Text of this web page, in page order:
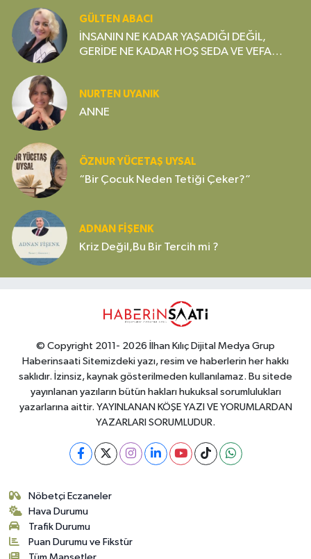
GÜLTEN ABACI
İNSANIN NE KADAR YAŞADIĞI DEĞİL,
GERİDE NE KADAR HOŞ SEDA VE VEFA
NURTEN UYANIK
ANNE
ÖZNUR YÜCETAŞ UYSAL
“Bir Çocuk Neden Tetiği Çeker?”
ADNAN FİŞENK
Kriz Değil,Bu Bir Tercih mi ?
© Copyright 2011- 2026 İlhan Kılıç Dijital Medya Grup
Haberinsaati Sitemizdeki yazı, resim ve haberlerin her hakkı
saklıdır. İzinsiz, kaynak gösterilmeden kullanılamaz. Bu sitede
yayınlanan yazıların bütün hakları hukuksal sorumlulukları
yazarlarına aittir. YAYINLANAN KÖŞE YAZI VE YORUMLARDAN
YAZARLARI SORUMLUDUR.
Nöbetçi Eczaneler
Hava Durumu
Trafik Durumu
Puan Durumu ve Fikstür